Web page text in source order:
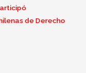
de Derecho